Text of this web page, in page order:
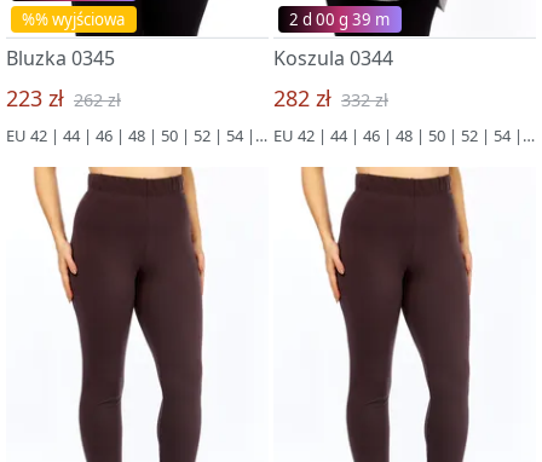
%% wyjściowa
Bluzka 0345
223 zł 262 zł
EU 42 | 44 | 46 | 48 | 50 | 52 | 54 | 56 | 58 | 60 | 62 | 64 | 66
2 d 00 g 39 m
Koszula 0344
282 zł 332 zł
EU 42 | 44 | 46 | 48 | 50 | 52 | 54 | 56 | 58 | 60 | 62 | 64 | 66